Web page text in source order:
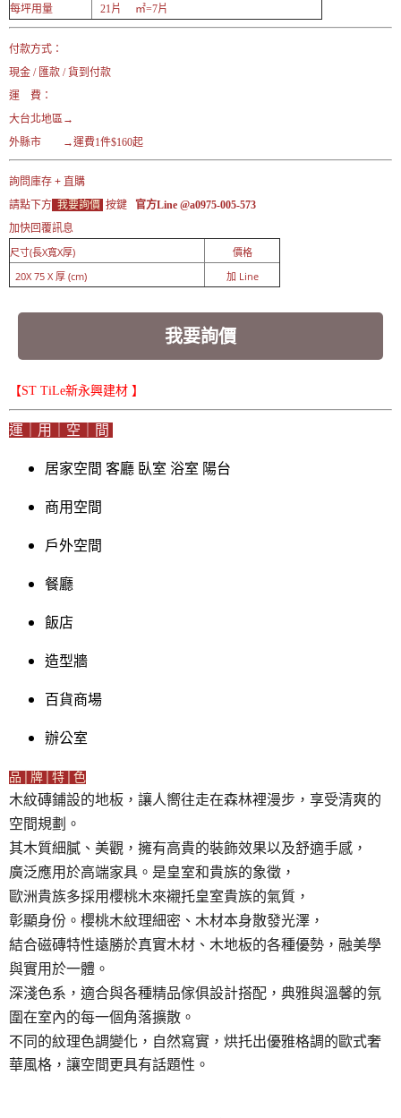
每坪用量
21片 ㎡=7片
付款方式：
現金 / 匯款 / 貨到付款
運 費：
大台北地區→
外縣市 →運費1件$160起
詢問庫存 + 直購
請點下方 我要詢價 按鍵
官方Line @a0975-005-573
加快回覆訊息
尺寸(長X寬X厚)
價格
20X 75 X 厚 (cm)
加 Line
我要詢價
【ST TiLe新永興建材 】
運｜用｜空｜間
居家空間 客廳 臥室 浴室 陽台
商用空間
戶外空間
餐廳
飯店
造型牆
百貨商場
辦公室
品│牌│特│色
木紋磚鋪設的地板，讓人嚮往走在森林裡漫步，享受清爽的
空間規劃。
其木質細膩、美觀，擁有高貴的裝飾效果以及舒適手感，
廣泛應用於高端家具。是皇室和貴族的象徵，
歐洲貴族多採用櫻桃木來襯托皇室貴族的氣質，
彰顯身份。櫻桃木紋理細密、木材本身散發光澤，
結合磁磚特性遠勝於真實木材、木地板的各種優勢，融美學
與實用於一體。
深淺色系，適合與各種精品傢俱設計搭配，典雅與溫馨的氛
圍在室內的每一個角落擴散。
不同的紋理色調變化，自然寫實，烘托出優雅格調的歐式奢
華風格，讓空間更具有話題性。